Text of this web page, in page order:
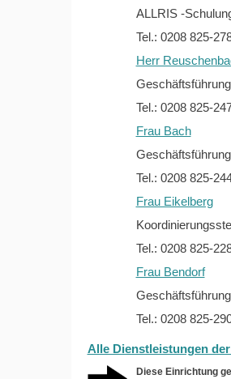
ALLRIS -
Tel.: 0208 825-
Herr
Tel.: 0208 825-
Frau Bach
Tel.: 0208 825-
Frau Eikelberg
Tel.: 0208 825-
Frau Bendorf
Tel.: 0208 825-
Alle Dienstleistungen
Diese Einrichtung